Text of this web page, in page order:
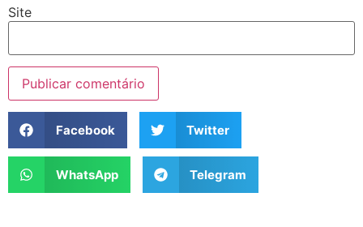
Site
Facebook Twitter
WhatsApp Telegram